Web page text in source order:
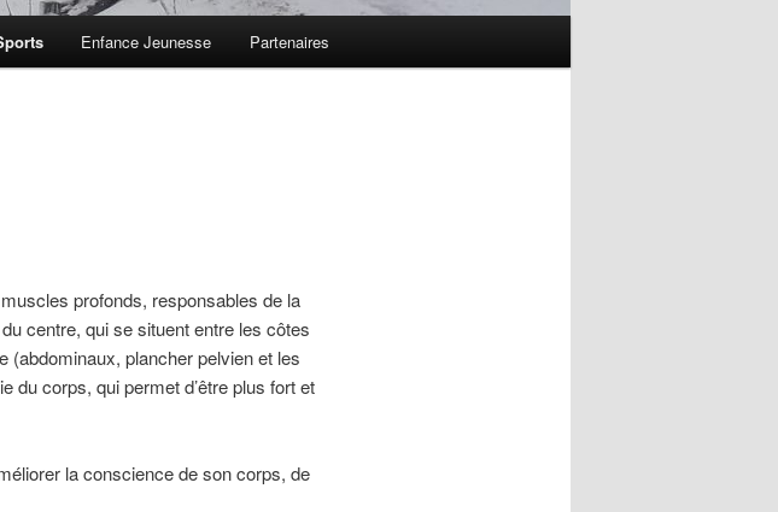
Enfance Jeunesse Partenaires
profonds, responsables de la
centre, qui se situent entre les côtes
(abdominaux, plancher pelvien et les
du corps, qui permet d’être plus fort et
la conscience de son corps, de